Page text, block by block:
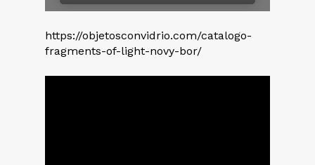
https://objetosconvidrio.com/catalogo-
fragments-of-light-novy-bor/